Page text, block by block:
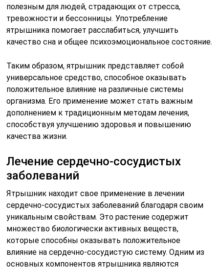
полезным для людей, страдающих от стресса,
тревожности и бессонницы. Употребление
ятрышника помогает расслабиться, улучшить
качество сна и общее психоэмоциональное состояние.
Таким образом, ятрышник представляет собой
универсальное средство, способное оказывать
положительное влияние на различные системы
организма. Его применение может стать важным
дополнением к традиционным методам лечения,
способствуя улучшению здоровья и повышению
качества жизни.
Лечение сердечно-сосудистых
заболеваний
Ятрышник находит свое применение в лечении
сердечно-сосудистых заболеваний благодаря своим
уникальным свойствам. Это растение содержит
множество биологически активных веществ,
которые способны оказывать положительное
влияние на сердечно-сосудистую систему. Одним из
основных компонентов ятрышника являются